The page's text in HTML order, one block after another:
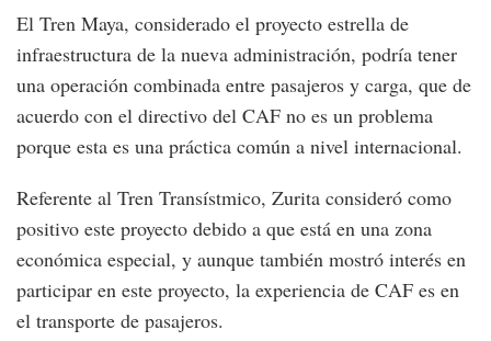
El Tren Maya, considerado el proyecto estrella de
infraestructura de la nueva administración, podría tener
una operación combinada entre pasajeros y carga, que de
acuerdo con el directivo del CAF no es un problema
porque esta es una práctica común a nivel internacional.
Referente al Tren Transístmico, Zurita consideró como
positivo este proyecto debido a que está en una zona
económica especial, y aunque también mostró interés en
participar en este proyecto, la experiencia de CAF es en
el transporte de pasajeros.